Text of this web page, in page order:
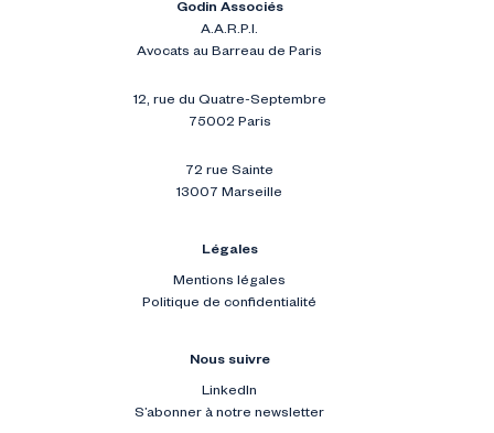
Godin Associés
A.A.R.P.I.
Avocats au Barreau de Paris
12, rue du Quatre-Septembre
75002 Paris
72 rue Sainte
13007 Marseille
Légales
Mentions légales
Politique de confidentialité
Nous suivre
LinkedIn
S’abonner à notre newsletter